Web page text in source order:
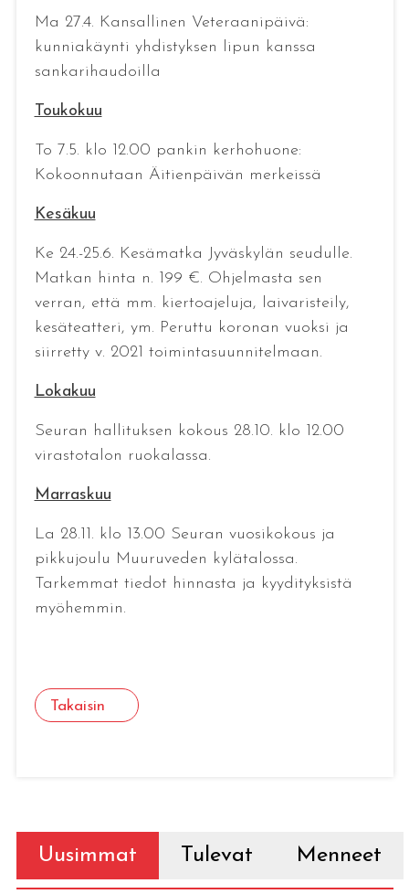
Ma 27.4. Kansallinen Veteraanipäivä:
kunniakäynti yhdistyksen lipun kanssa
sankarihaudoilla
Toukokuu
To 7.5. klo 12.00 pankin kerhohuone:
Kokoonnutaan Äitienpäivän merkeissä
Kesäkuu
Ke 24.-25.6. Kesämatka Jyväskylän seudulle.
Matkan hinta n. 199 €. Ohjelmasta sen
verran, että mm. kiertoajeluja, laivaristeily,
kesäteatteri, ym. Peruttu koronan vuoksi ja
siirretty v. 2021 toimintasuunnitelmaan.
Lokakuu
Seuran hallituksen kokous 28.10. klo 12.00
virastotalon ruokalassa.
Marraskuu
La 28.11. klo 13.00 Seuran vuosikokous ja
pikkujoulu Muuruveden kylätalossa.
Tarkemmat tiedot hinnasta ja kyydityksistä
myöhemmin.
Takaisin
Uusimmat Tulevat Menneet